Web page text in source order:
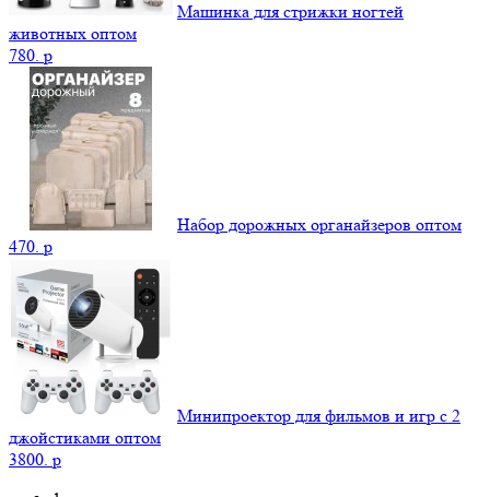
Машинка для стрижки ногтей
животных оптом
780. p
Набор дорожных органайзеров оптом
470. p
Минипроектор для фильмов и игр с 2
джойстиками оптом
3800. p